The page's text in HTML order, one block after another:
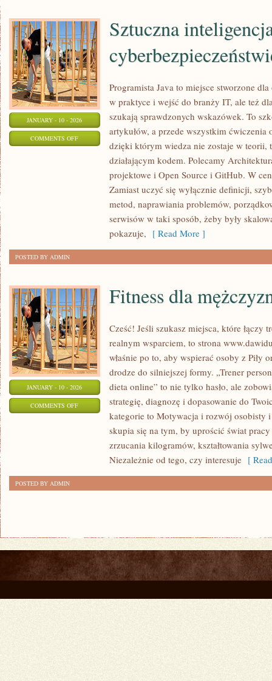
JANUARY - 10 - 2026
COMMENTS OFFON
Sztuczna
Programista Java to miejsce stworzone
w praktyce i wejść do branży IT, ale też
szukają sprawdzonych wskazówek. To
artykułów, a przede wszystkim ćwiczenia
dzięki którym wiedza nie zostaje w teorii,
działającym kodem. Polecamy
projektowe i Open Source i GitHub. W
Zamiast uczyć się wyłącznie definicji,
metod, naprawiania problemów,
serwisów w taki sposób, żeby były
pokazuje, [ Read More ]
POSTED BY ADMIN
JANUARY - 10 - 2026
COMMENTS OFFON
MĘŻCZYZN
Fitness dla
Cześć! Jeśli szukasz miejsca, które łączy
realnym wsparciem, to strona
właśnie po to, aby wspierać osoby z Piły
drodze do silniejszej formy. „Trener
dieta online” to nie tylko hasło, ale
strategię, diagnozę i dopasowanie do
kategorie to Motywacja i rozwój osobisty
skupia się na tym, by uprościć świat
zrzucania kilogramów, kształtowania
Niezależnie od tego, czy interesuje [
POSTED BY ADMIN